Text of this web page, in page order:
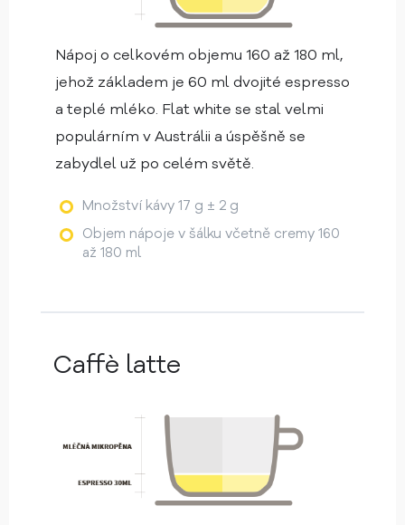
Nápoj o celkovém objemu 160 až 180 ml,
jehož základem je 60 ml dvojité espresso
a teplé mléko. Flat white se stal velmi
populárním v Austrálii a úspěšně se
zabydlel už po celém světě.
Množství kávy 17 g ± 2 g
Objem nápoje v šálku včetně cremy 160
až 180 ml
Caffè latte